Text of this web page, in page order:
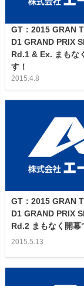
GT：2015 GRAN
D1 GRAND PRIX
Rd.1 & Ex. まもな
す！
2015.4.8
GT：2015 GRAN
D1 GRAND PRIX
Rd.2 まもなく開
2015.5.13